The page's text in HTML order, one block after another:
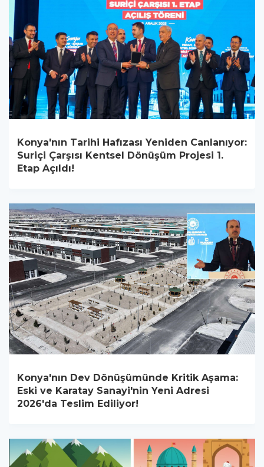
Konya'nın Tarihi Hafızası Yeniden Canlanıyor:
Suriçi Çarşısı Kentsel Dönüşüm Projesi 1.
Etap Açıldı!
Konya'nın Dev Dönüşümünde Kritik Aşama:
Eski ve Karatay Sanayi'nin Yeni Adresi
2026'da Teslim Ediliyor!